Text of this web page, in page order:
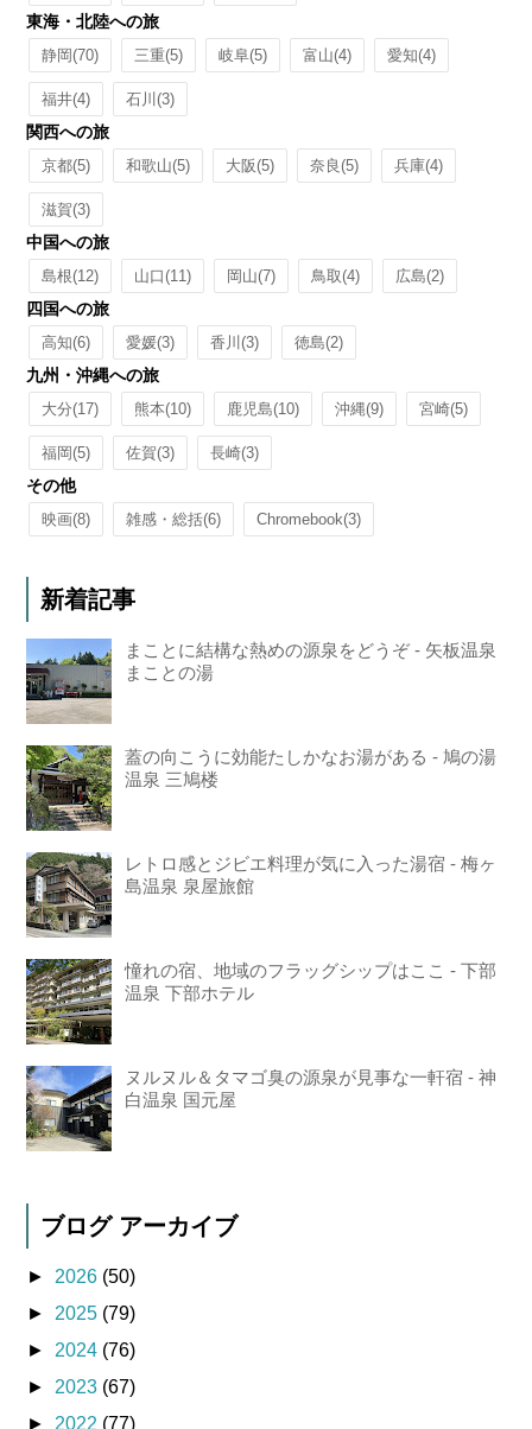
東海・北陸への旅
静岡(70) 三重(5) 岐阜(5) 富山(4) 愛知(4)
福井(4) 石川(3)
関西への旅
京都(5) 和歌山(5) 大阪(5) 奈良(5) 兵庫(4)
滋賀(3)
中国への旅
島根(12) 山口(11) 岡山(7) 鳥取(4) 広島(2)
四国への旅
高知(6) 愛媛(3) 香川(3) 徳島(2)
九州・沖縄への旅
大分(17) 熊本(10) 鹿児島(10) 沖縄(9) 宮崎(5)
福岡(5) 佐賀(3) 長崎(3)
その他
映画(8) 雑感・総括(6) Chromebook(3)
新着記事
まことに結構な熱めの源泉をどうぞ - 矢板温泉
まことの湯
蓋の向こうに効能たしかなお湯がある - 鳩の湯
温泉 三鳩楼
レトロ感とジビエ料理が気に入った湯宿 - 梅ヶ
島温泉 泉屋旅館
憧れの宿、地域のフラッグシップはここ - 下部
温泉 下部ホテル
ヌルヌル＆タマゴ臭の源泉が見事な一軒宿 - 神
白温泉 国元屋
ブログ アーカイブ
► 2026 (50)
► 2025 (79)
► 2024 (76)
► 2023 (67)
► 2022 (77)